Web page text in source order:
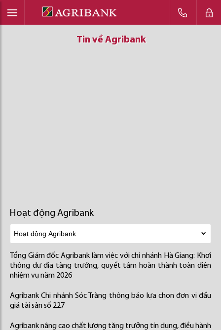
Tin về Agribank
Tin về Agribank
Tin về Agribank
Hoạt động Agribank
Tổng Giám đốc Agribank làm việc với chi nhánh Hà Giang: Khơi
thông dư địa tăng trưởng, quyết tâm hoàn thành toàn diện
nhiệm vụ năm 2026
Agribank Chi nhánh Sóc Trăng thông báo lựa chọn đơn vị đấu
giá tài sản số 227
Agribank nâng cao chất lượng tăng trưởng tín dụng, điều hành